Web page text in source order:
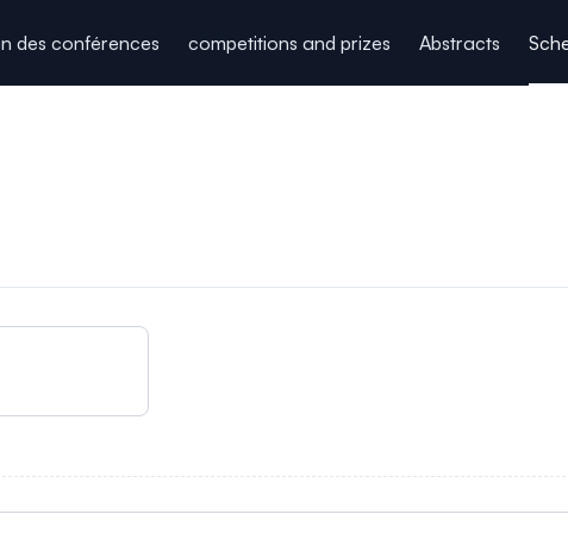
des conférences competitions and prizes Abstracts